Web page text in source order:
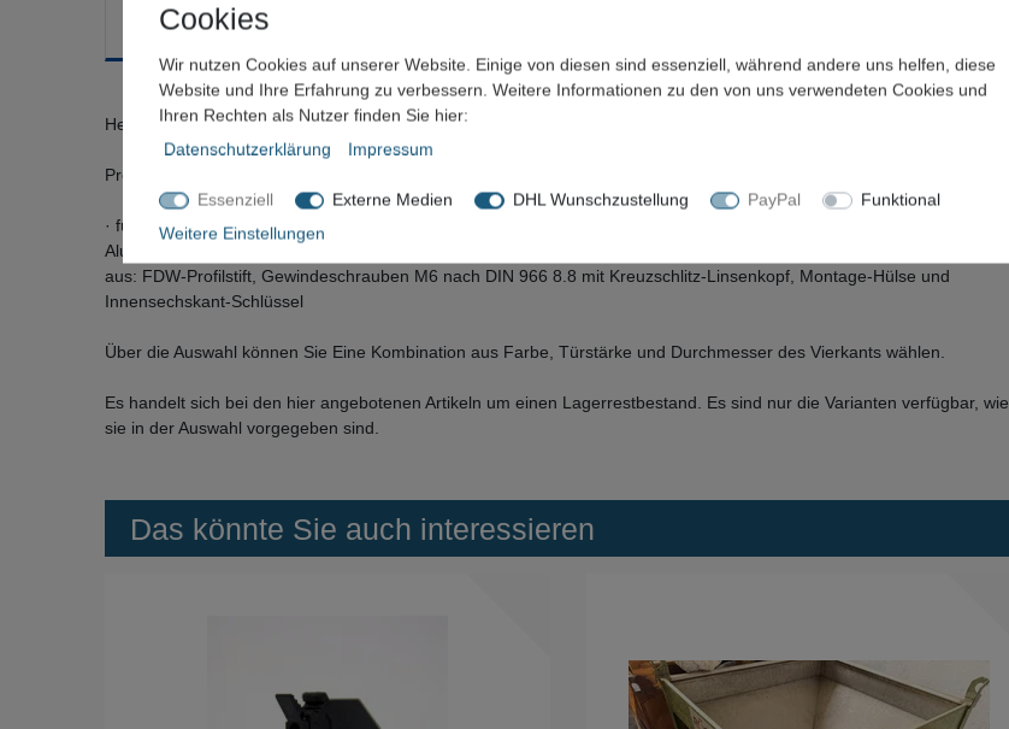
Beschreibung
Hersteller: HOPPE
Produktbeschreibung:
· für Hoppe Garnituren mit Stahlanbohrschutz aus Messing und Schutzbeschläge ESO (SK1) und ES1 (SK2) aus
Aluminium mit sichtbarer Verschraubung von innen bzw. mit den Innenschildern (E/M) 2440 und (E/M) 3440. Bestehend
aus: FDW-Profilstift, Gewindeschrauben M6 nach DIN 966 8.8 mit Kreuzschlitz-Linsenkopf, Montage-Hülse und
Innensechskant-Schlüssel
Über die Auswahl können Sie Eine Kombination aus Farbe, Türstärke und Durchmesser des Vierkants wählen.
Es handelt sich bei den hier angebotenen Artikeln um einen Lagerrestbestand. Es sind nur die Varianten verfügbar, wie
sie in der Auswahl vorgegeben sind.
Das könnte Sie auch interessieren
Cookies
Wir nutzen Cookies auf unserer Website. Einige von diesen sind essenziell, während andere uns helfen, diese
Website und Ihre Erfahrung zu verbessern. Weitere Informationen zu den von uns verwendeten Cookies und
Ihren Rechten als Nutzer finden Sie hier:
Daten­schutz­erklärung
Impressum
Essenziell Externe Medien DHL Wunschzustellung PayPal
Funktional
Weitere Einstellungen